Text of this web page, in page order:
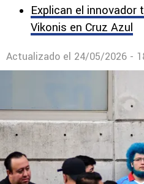
Explican el innovador
Vikonis en Cruz Azul
Actualizado el 24/05/2026 -